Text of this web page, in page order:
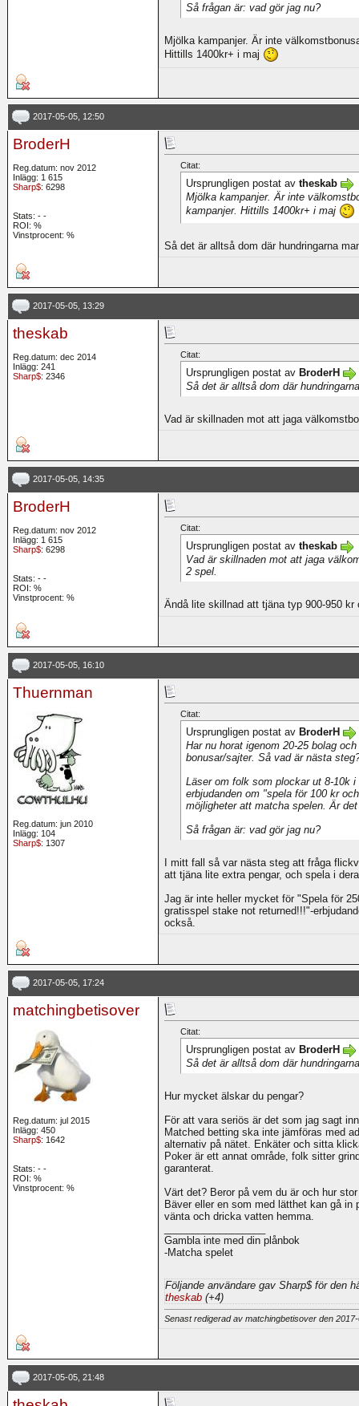
Så frågan är: vad gör jag nu?
Mjölka kampanjer. Är inte
Hittills 1400kr+ i maj
2017-05-05, 12:50
BroderH
Reg.datum: nov 2012
Inlägg: 1 615
Sharp$: 6298
Stats: - -
ROI: %
Vinstprocent: %
Citat:
Ursprungligen postat av theskab
Mjölka kampanjer. Är inte
kampanjer. Hittills 1400kr+ i maj
Så det är alltså dom där hundringarna
2017-05-05, 13:29
theskab
Reg.datum: dec 2014
Inlägg: 241
Sharp$: 2346
Citat:
Ursprungligen postat av BroderH
Så det är alltså dom där
Vad är skillnaden mot att jaga
2017-05-05, 14:35
BroderH
Reg.datum: nov 2012
Inlägg: 1 615
Sharp$: 6298
Stats: - -
ROI: %
Vinstprocent: %
Citat:
Ursprungligen postat av theskab
Vad är skillnaden mot att jaga
2 spel.
Ändå lite skillnad att tjäna typ 900-950
2017-05-05, 16:10
Thuernman
Reg.datum: jun 2010
Inlägg: 104
Sharp$: 1307
Citat:
Ursprungligen postat av BroderH
Har nu horat igenom 20-25 bolag
bonusar/sajter. Så vad är nästa
Läser om folk som plockar ut 8-10k
erbjudanden om "spela för 100 kr
möjligheter att matcha spelen. Är
Så frågan är: vad gör jag nu?
I mitt fall så var nästa steg att fråga
att tjäna lite extra pengar, och spela i
Jag är inte heller mycket för "Spela för
gratisspel stake not returned!!!"-
också.
2017-05-05, 17:24
matchingbetisover
Reg.datum: jul 2015
Inlägg: 450
Sharp$: 1642
Stats: - -
ROI: %
Vinstprocent: %
Citat:
Ursprungligen postat av BroderH
Så det är alltså dom där
Hur mycket älskar du pengar?
För att vara seriös är det som jag sagt
Matched betting ska inte jämföras med
alternativ på nätet. Enkäter och sitta
Poker är ett annat område, folk sitter
garanterat.
Värt det? Beror på vem du är och hur
Bäver eller en som med lätthet kan gå
vänta och dricka vatten hemma.
Gambla inte med din plånbok
-Matcha spelet
Följande användare gav Sharp$ för den
theskab (+4)
Senast redigerad av matchingbetisover den
2017-05-05, 21:48